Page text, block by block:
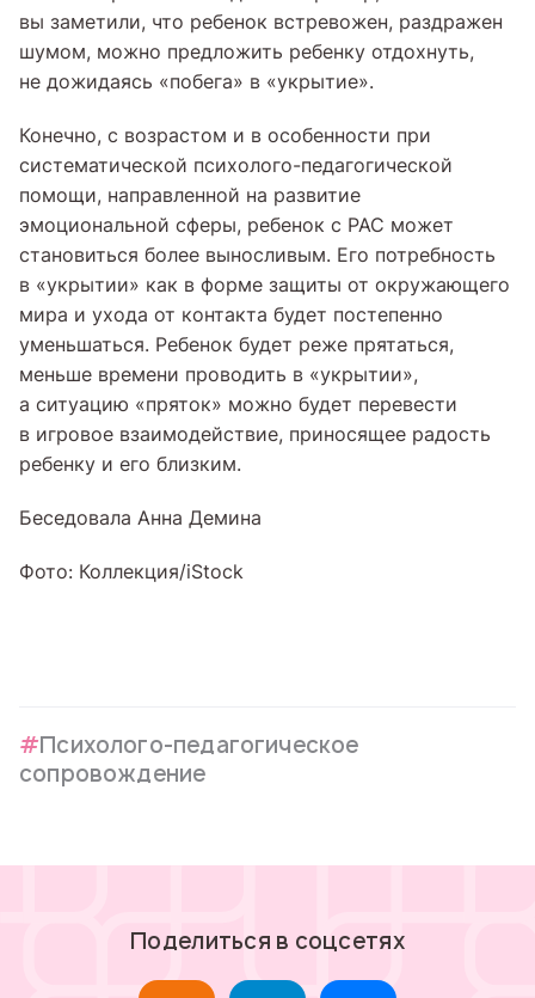
вы заметили, что ребенок встревожен, раздражен
шумом, можно предложить ребенку отдохнуть,
не дожидаясь «побега» в «укрытие».
Конечно, с возрастом и в особенности при
систематической психолого-педагогической
помощи, направленной на развитие
эмоциональной сферы, ребенок с РАС может
становиться более выносливым. Его потребность
в «укрытии» как в форме защиты от окружающего
мира и ухода от контакта будет постепенно
уменьшаться. Ребенок будет реже прятаться,
меньше времени проводить в «укрытии»,
а ситуацию «пряток» можно будет перевести
в игровое взаимодействие, приносящее радость
ребенку и его близким.
Беседовала Анна Демина
Фото: Коллекция/iStock
Психолого-педагогическое
сопровождение
Поделиться в соцсетях